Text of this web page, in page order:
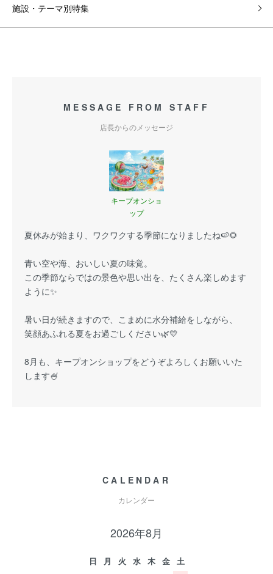
施設・テーマ別特集
MESSAGE FROM STAFF
店長からのメッセージ
キープオンショ
ップ
夏休みが始まり、ワクワクする季節になりましたね🍉🌻
青い空や海、おいしい夏の味覚。
この季節ならではの景色や思い出を、たくさん楽しめます
ように✨
暑い日が続きますので、こまめに水分補給をしながら、
笑顔あふれる夏をお過ごしください🌿💛
8月も、キープオンショップをどうぞよろしくお願いいた
します🍧
CALENDAR
カレンダー
2026年8月
日 月 火 水 木 金
土